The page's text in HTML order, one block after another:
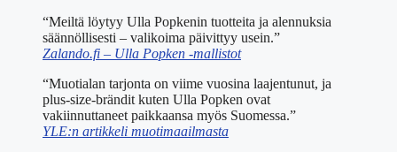
“Meiltä löytyy Ulla Popkenin tuotteita ja alennuksia
säännöllisesti – valikoima päivittyy usein.”
Zalando.fi – Ulla Popken -mallistot
“Muotialan tarjonta on viime vuosina laajentunut, ja
plus-size-brändit kuten Ulla Popken ovat
vakiinnuttaneet paikkaansa myös Suomessa.”
YLE:n artikkeli muotimaailmasta